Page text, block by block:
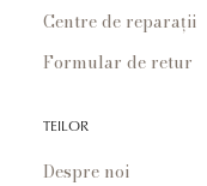
Centre de reparații
Formular de retur
TEILOR
Despre noi